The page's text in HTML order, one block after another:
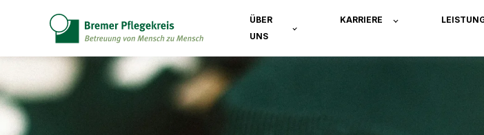
ÜBER
UNS
KARRIERE